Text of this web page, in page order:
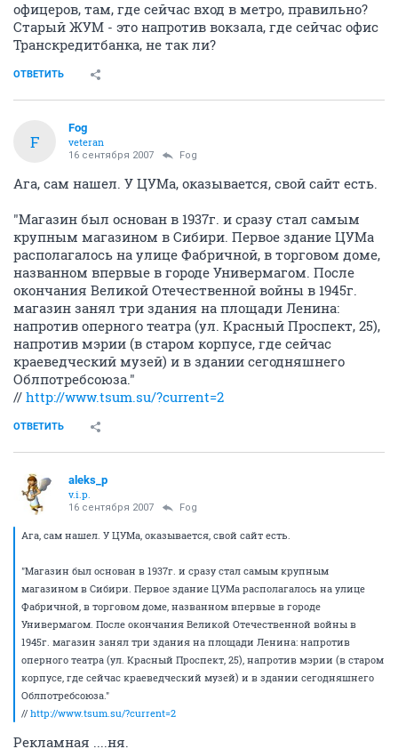
офицеров, там, где сейчас вход в метро, правильно?
Старый ЖУМ - это напротив вокзала, где сейчас офис
Транскредитбанка, не так ли?
ОТВЕТИТЬ
F
Fоg
veteran
16 сентября 2007 Fоg
Ага, сам нашел. У ЦУМа, оказывается, свой сайт есть.
"Магазин был основан в 1937г. и сразу стал самым
крупным магазином в Сибири. Первое здание ЦУМа
располагалось на улице Фабричной, в торговом доме,
названном впервые в городе Универмагом. После
окончания Великой Отечественной войны в 1945г.
магазин занял три здания на площади Ленина:
напротив оперного театра (ул. Красный Проспект, 25),
напротив мэрии (в старом корпусе, где сейчас
краеведческий музей) и в здании сегодняшнего
Облпотребсоюза."
// http://www.tsum.su/?current=2
ОТВЕТИТЬ
aleks_p
v.i.p.
16 сентября 2007 Fоg
Ага, сам нашел. У ЦУМа, оказывается, свой сайт есть.
"Магазин был основан в 1937г. и сразу стал самым крупным
магазином в Сибири. Первое здание ЦУМа располагалось на улице
Фабричной, в торговом доме, названном впервые в городе
Универмагом. После окончания Великой Отечественной войны в
1945г. магазин занял три здания на площади Ленина: напротив
оперного театра (ул. Красный Проспект, 25), напротив мэрии (в старом
корпусе, где сейчас краеведческий музей) и в здании сегодняшнего
Облпотребсоюза."
// http://www.tsum.su/?current=2
Рекламная ....ня.